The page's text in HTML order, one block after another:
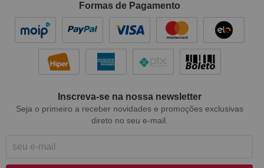
Formas de Pagamento
Inscreva-se na nossa newsletter
Seja o primeiro a receber novidades e promoções exclusivas
direto no seu e-mail.